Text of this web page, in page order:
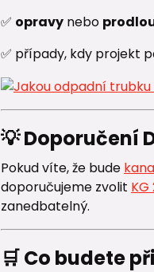
✅ opravynebo
✅ případy, kdy projekt
💡 Doporučení
Pokud víte, že bude
doporučujeme zvolit KG
zanedbatelný.
🛒 Co budete